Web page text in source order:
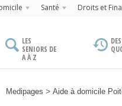
Santé Droits et
LES
SENIORS DE
A À Z
Medipages > Aide à domicile